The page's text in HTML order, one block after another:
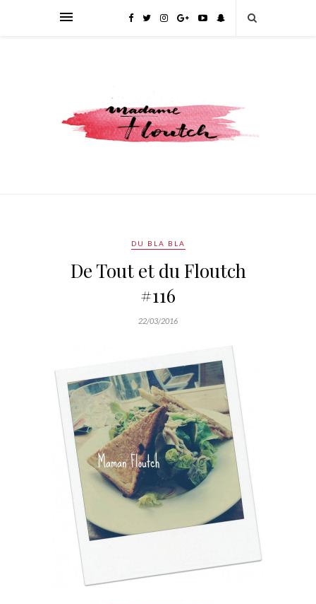
DU BLA BLA
De Tout et du Floutch
#116
22/03/2016